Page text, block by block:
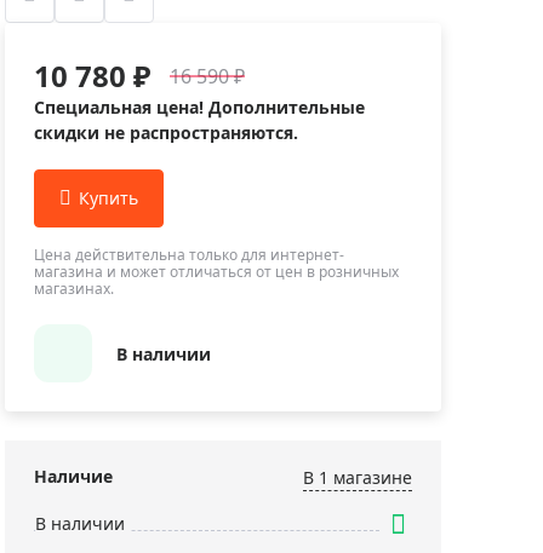
Приборы теплового контроля
Детекторы проводки
Влагомеры (датчики влажности)
Лазерные дальномеры
Измерители параметров окружающей
среды
Термометры кулинарные (термощупы)
Видеоэндоскопы
Теодолиты
Прочее
10 780 ₽ 16 590 ₽
Специальная цена! Дополнительные
скидки не распространяются.
Цена действительна только для интернет-
магазина и может отличаться от цен в розничных
магазинах.
В наличии
Наличие
В 1 магазинe
В наличии